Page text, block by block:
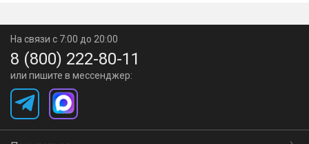
На связи с 7:00 до 20:00
8 (800) 222-80-11
или пишите в мессенджер: